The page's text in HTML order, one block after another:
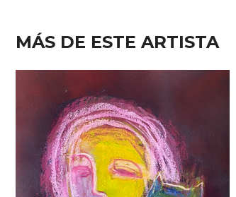
MÁS DE ESTE ARTISTA